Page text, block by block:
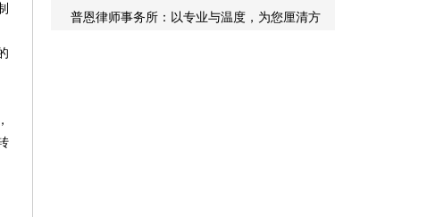
普恩律师事务所：以专业与温度，为您厘清方